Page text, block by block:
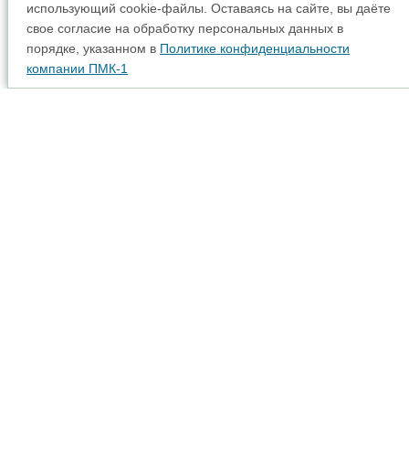
использующий cookie-файлы. Оставаясь на сайте, вы даёте
свое согласие на обработку персональных данных в
порядке, указанном в Политике конфиденциальности
компании ПМК-1